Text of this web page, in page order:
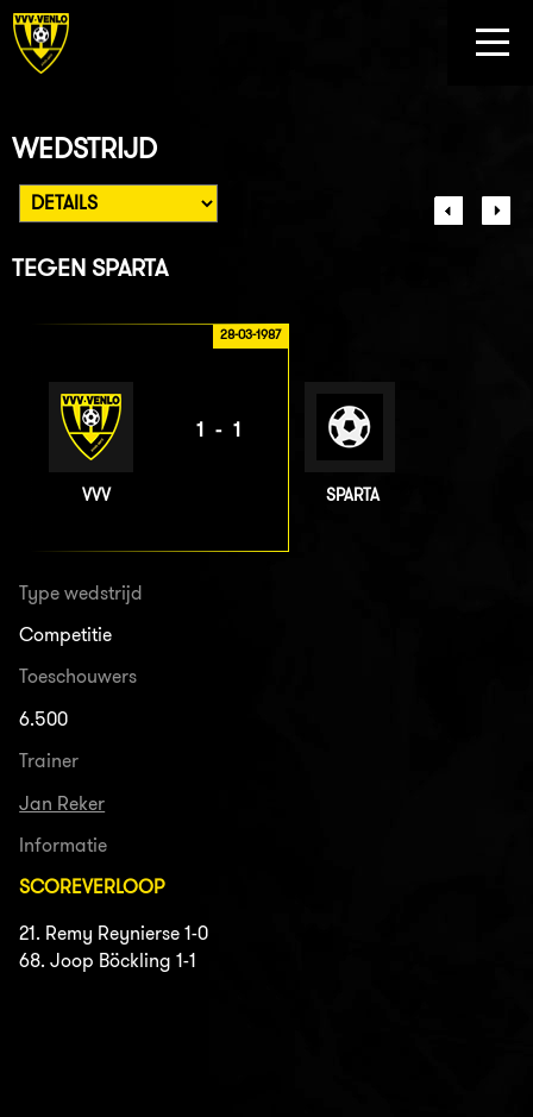
WEDSTRIJD
TEGEN SPARTA
28-03-1987
VVV
1-1
SPARTA
Type wedstrijd
Competitie
Toeschouwers
6.500
Trainer
Jan Reker
Informatie
SCOREVERLOOP
21. Remy Reynierse 1-0
68. Joop Böckling 1-1